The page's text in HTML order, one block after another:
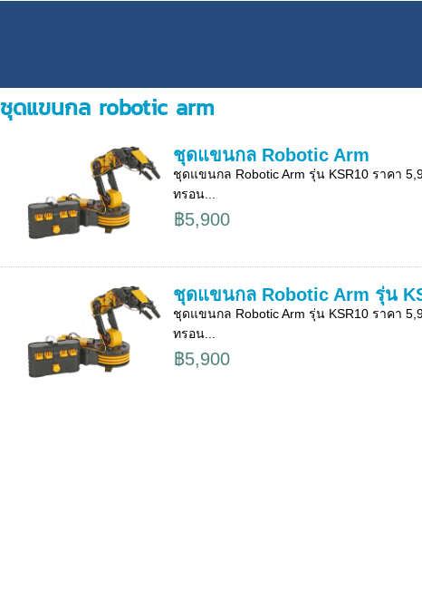
ชุดแขนกล robotic arm
ชุดแขนกล Robotic Arm
ชุดแขนกล Robotic Arm รุ่น KSR10 ราคา
ทรอน...
฿5,900
ชุดแขนกล Robotic Arm รุ่น
ชุดแขนกล Robotic Arm รุ่น KSR10 ราคา
ทรอน...
฿5,900